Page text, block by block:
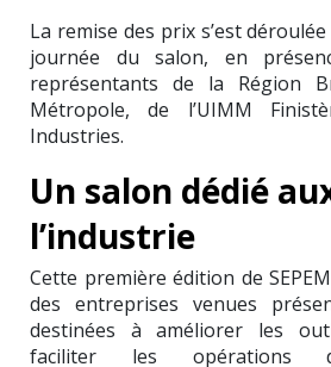
La remise des prix s’est
journée du salon, en
représentants de la Région
Métropole, de l’UIMM
Industries.
Un salon dédié
l’industrie
Cette première édition de
des entreprises venues
destinées à améliorer les
faciliter les opérations